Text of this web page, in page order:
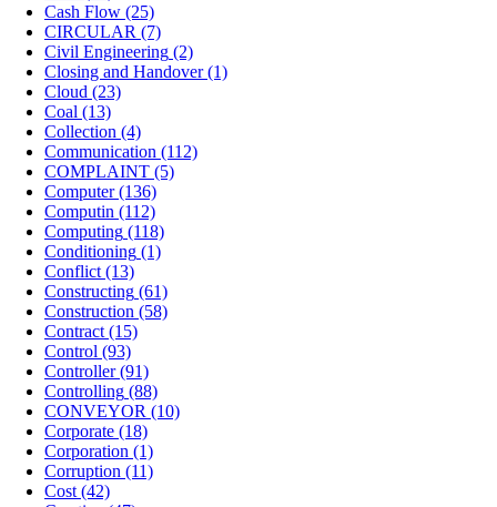
Cash Flow (25)
CIRCULAR (7)
Civil Engineering (2)
Closing and Handover(1)
Cloud (23)
Coal (13)
Collection (4)
Communication (112)
COMPLAINT (5)
Computer(136)
Computin (112)
Computing (118)
Conditioning (1)
Conflict (13)
Constructing (61)
Construction (58)
Contract (15)
Control (93)
Controller(91)
Controlling (88)
CONVEYOR (10)
Corporate (18)
Corporation (1)
Corruption (11)
Cost (42)